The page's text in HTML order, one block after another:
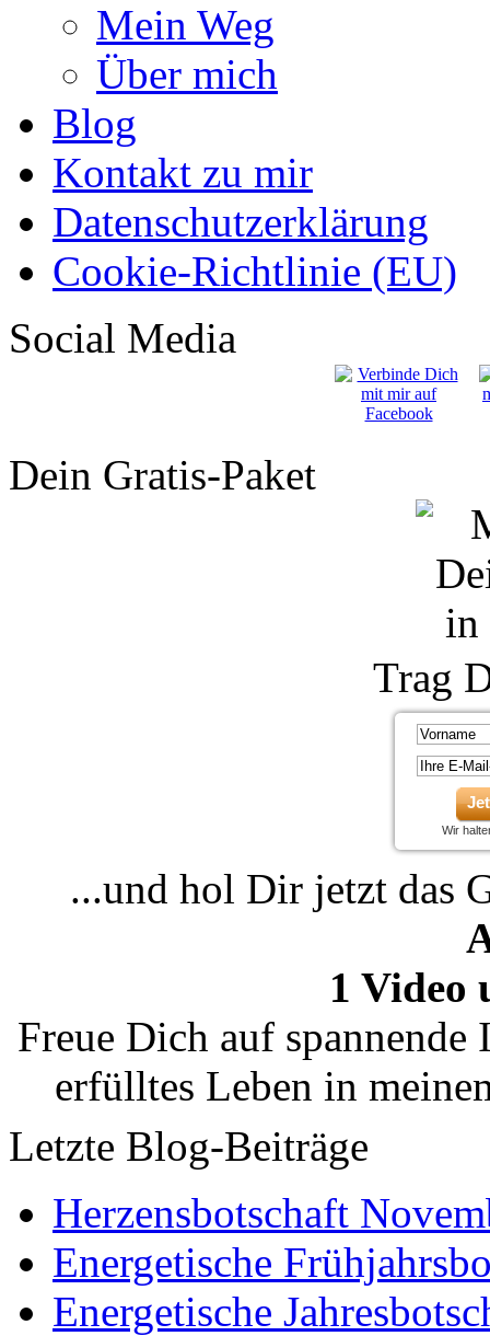
Mein Weg
Über mich
Blog
Kontakt zu mir
Datenschutzerklärung
Cookie-Richtlinie (EU)
Social Media
Dein Gratis-Paket
Trag
Wir
...und hol Dir jetzt das
1 Video
Freue Dich auf
erfülltes Leben in
Letzte Blog-Beiträge
Herzensbotschaft
Energetische
Energetische